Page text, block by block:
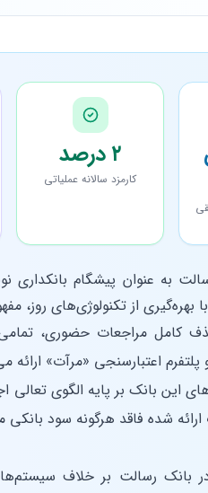
۲ درصد
کارمزد سالانه عملیاتی
به عنوان پیشگام بانکداری
بهره‌گیری از تکنولوژی‌های روز،
کامل مراجعات حضوری،
اعتبارسنجی «مرآت» ارائه
این بانک بر پایه الگوی
در بانک رسالت بر خلاف